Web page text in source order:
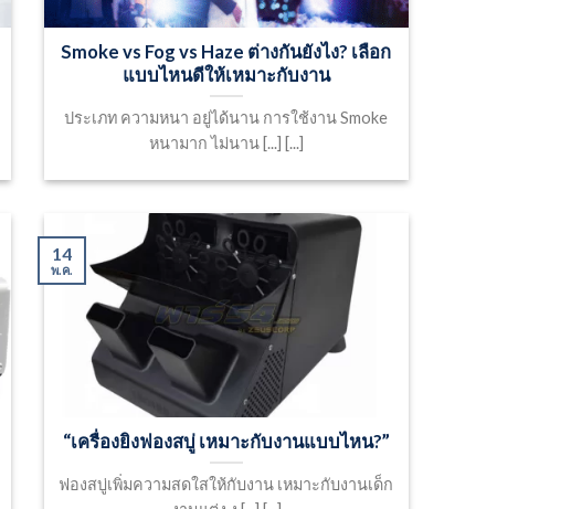
Smoke vs Fog vs Haze ต่างกันยังไง? เลือก
แบบไหนดีให้เหมาะกับงาน
ประเภท ความหนา อยู่ได้นาน การใช้งาน Smoke
หนามาก ไม่นาน [...] [...]
“เครื่องยิงฟองสบู่ เหมาะกับงานแบบไหน?”
ฟองสบู่เพิ่มความสดใสให้กับงาน เหมาะกับงานเด็ก
14
พ.ค.